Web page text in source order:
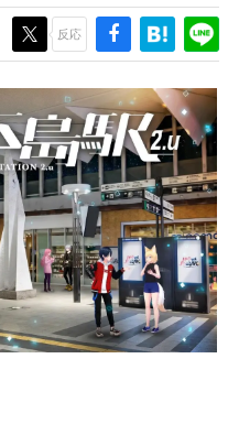
た作家さんに取材し、ゲームが
ルチャーに与えた影響を探る企
業史
おける主要なトピック・タイト
へのインタビューや識者による
が一望できる決定版！
クリエイターの青春〜
等で知られるマンガ家・田中圭
ポートマンガです。
？
がゲームの魅力を画面や操作の
ていく、硬派で骨太な評論連載
反応